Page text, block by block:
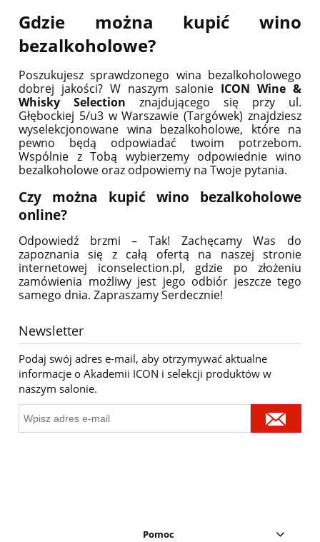
Gdzie można kupić wino
bezalkoholowe?
Poszukujesz sprawdzonego wina bezalkoholowego
dobrej jakości? W naszym salonie ICON Wine &
Whisky Selection znajdującego się przy ul.
Głębockiej 5/u3 w Warszawie (Targówek) znajdziesz
wyselekcjonowane wina bezalkoholowe, które na
pewno będą odpowiadać twoim potrzebom.
Wspólnie z Tobą wybierzemy odpowiednie wino
bezalkoholowe oraz odpowiemy na Twoje pytania.
Czy można kupić wino bezalkoholowe
online?
Odpowiedź brzmi – Tak! Zachęcamy Was do
zapoznania się z całą ofertą na naszej stronie
internetowej iconselection.pl, gdzie po złożeniu
zamówienia możliwy jest jego odbiór jeszcze tego
samego dnia. Zapraszamy Serdecznie!
Newsletter
Podaj swój adres e-mail, aby otrzymywać aktualne
informacje o Akademii ICON i selekcji produktów w
naszym salonie.
Pomoc